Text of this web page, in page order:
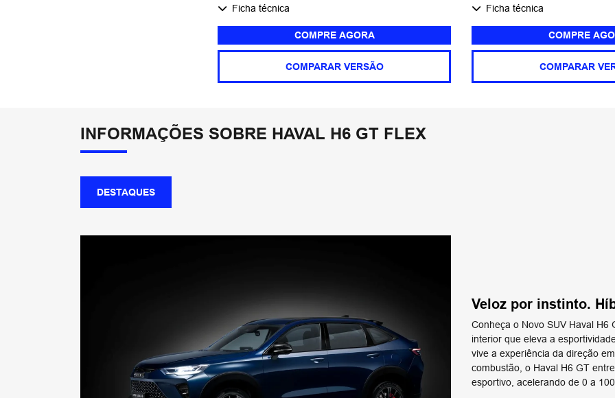
Ficha técnica
COMPRE AGORA
COMPARAR VERSÃO
Ficha técnica
COMPRE
COMPARAR
INFORMAÇÕES SOBRE HAVAL H6 GT FLEX
DESTAQUES
Veloz por instinto.
Conheça o Novo SUV Haval H6
interior que eleva a
vive a experiência da direção
combustão, o Haval H6 GT
esportivo, acelerando de 0 a